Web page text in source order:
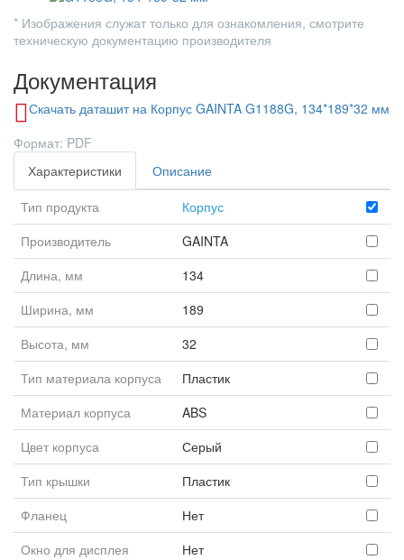
* Изображения служат только для ознакомления, смотрите
техническую документацию производителя
Документация
Скачать даташит на Корпус GAINTA G1188G, 134*189*32 мм
Формат: PDF
Характеристики
Описание
Тип продукта
Корпус
Производитель
GAINTA
Длина, мм
134
Ширина, мм
189
Высота, мм
32
Тип материала корпуса
Пластик
Материал корпуса
ABS
Цвет корпуса
Серый
Тип крышки
Пластик
Фланец
Нет
Окно для дисплея
Нет